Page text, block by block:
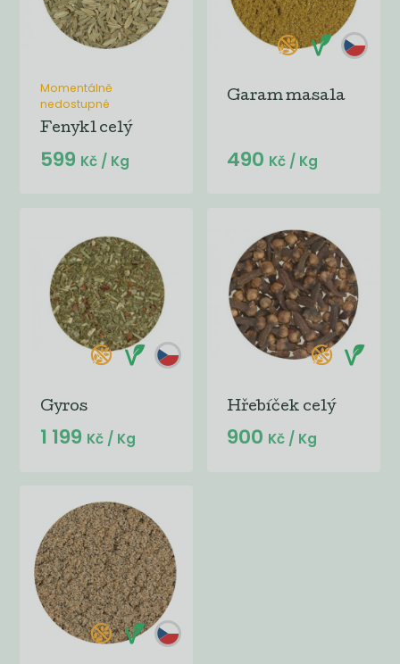
Momentálně
nedostupné
Fenykl celý
599 Kč / Kg
Garam masala
490 Kč / Kg
Gyros
1 199 Kč / Kg
Hřebíček celý
900 Kč / Kg